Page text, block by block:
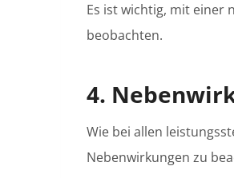
Es ist wichtig, mit einer
beobachten.
4.
Wie bei allen
Nebenwirkungen zu